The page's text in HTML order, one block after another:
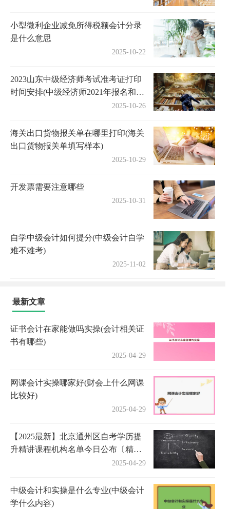
小型微利企业减免所得税额会计分录
是什么意思
2025-10-22
2023山东中级经济师考试准考证打印
时间安排(中级经济师2021年报名和考
2025-10-26
海关出口货物报关单在哪里打印(海关
出口货物报关单填写样本)
2025-10-29
开发票需要注意哪些
2025-10-31
自学中级会计如何提分(中级会计自学
难不难考)
2025-11-02
最新文章
证书会计在家能做吗实操(会计相关证
书有哪些)
2025-04-29
网课会计实操哪家好(财会上什么网课
比较好)
2025-04-29
【2025最新】北京通州区自考学历提
升精讲课程机构名单今日公布〔精选
2025-04-29
中级会计和实操是什么专业(中级会计
学什么内容)